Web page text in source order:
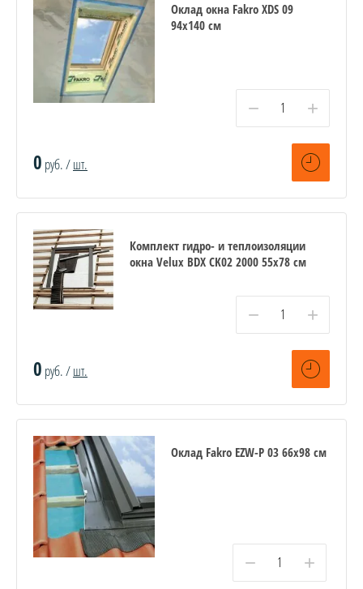
Оклад окна Fakro XDS 09
94х140 см
− +
0 руб. /шт.
Комплект гидро- и теплоизоляции
окна Velux BDX CK02 2000 55x78 см
− +
0 руб. /шт.
Оклад Fakro EZW-P 03 66х98 см
− +